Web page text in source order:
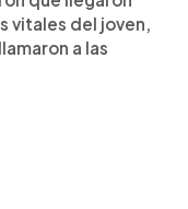
vitales del joven,
a las